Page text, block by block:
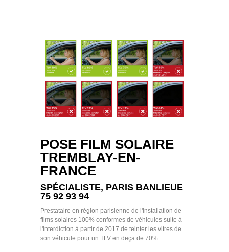
POSE FILM SOLAIRE
TREMBLAY-EN-
FRANCE
SPÉCIALISTE, PARIS BANLIEUE
75 92 93 94
Prestataire en région parisienne de l'installation de
films solaires 100% conformes de véhicules suite à
l'interdiction à partir de 2017 de teinter les vitres de
son véhicule pour un TLV en deça de 70%.